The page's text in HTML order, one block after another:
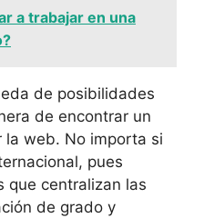
a trabajar en una
de posibilidades
de encontrar un
la web. No importa si
pues
que centralizan las
de grado y